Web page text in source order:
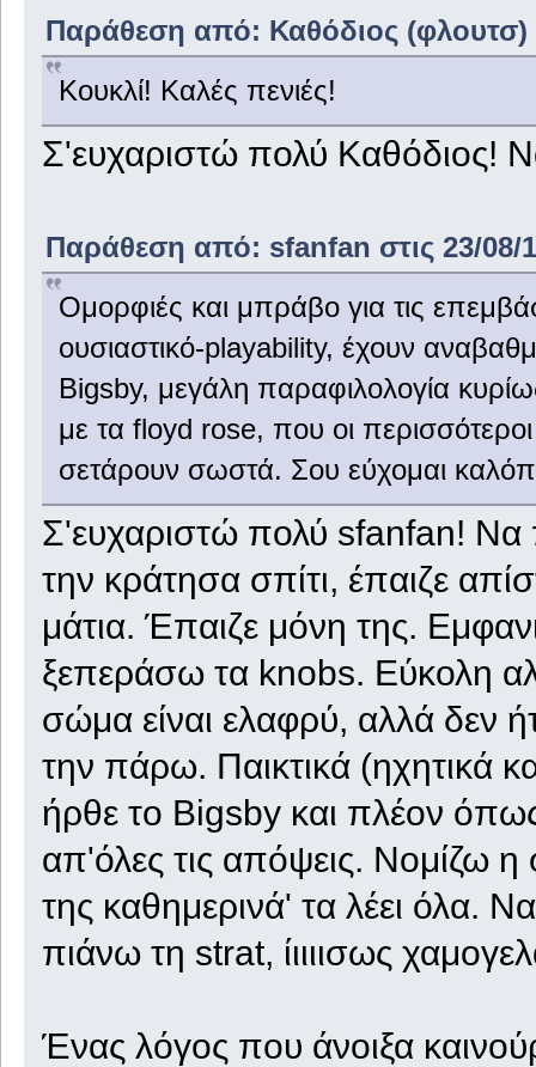
Παράθεση από: Καθόδιος (φλουτσ)
Κουκλί! Καλές πενιές!
Σ'ευχαριστώ πολύ Καθόδιος!
Παράθεση από: sfanfan στις 23/08/
Ομορφιές και μπράβο για τις
ουσιαστικό-playability, έχουν
Bigsby, μεγάλη παραφιλολογία
με τα floyd rose, που οι
σετάρουν σωστά. Σου εύχομαι
Σ'ευχαριστώ πολύ sfanfan! Να
την κράτησα σπίτι, έπαιζε
μάτια. Έπαιζε μόνη της.
ξεπεράσω τα knobs. Εύκολη
σώμα είναι ελαφρύ, αλλά δεν
την πάρω. Παικτικά (ηχητικά
ήρθε το Bigsby και πλέον
απ'όλες τις απόψεις. Νομίζω
της καθημερινά' τα λέει όλα.
πιάνω τη strat, ίιιιισως
Ένας λόγος που άνοιξα